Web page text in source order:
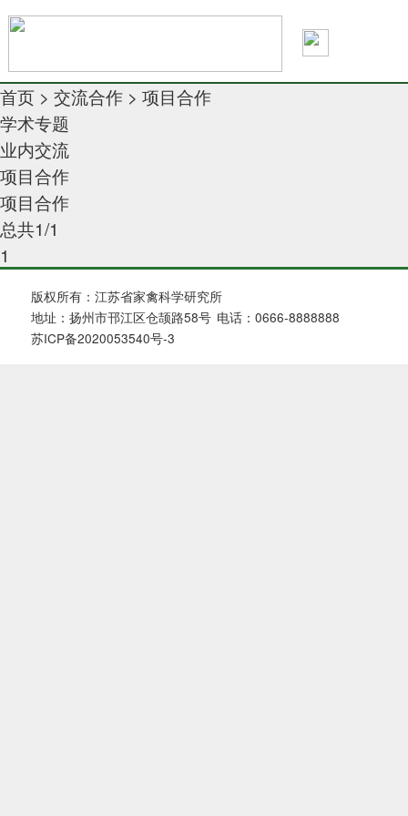
首页 > 交流合作 > 项目合作
学术专题
业内交流
项目合作
项目合作
总共1/1
1
版权所有：江苏省家禽科学研究所
地址：扬州市邗江区仓颉路58号 电话：0666-8888888
苏ICP备2020053540号-3